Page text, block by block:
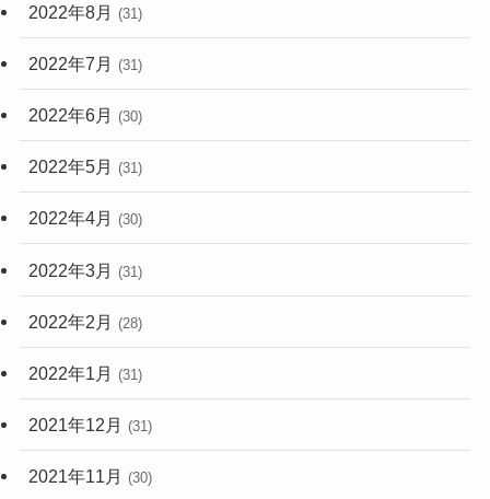
2022年8月 (31)
2022年7月 (31)
2022年6月 (30)
2022年5月 (31)
2022年4月 (30)
2022年3月 (31)
2022年2月 (28)
2022年1月 (31)
2021年12月 (31)
2021年11月 (30)